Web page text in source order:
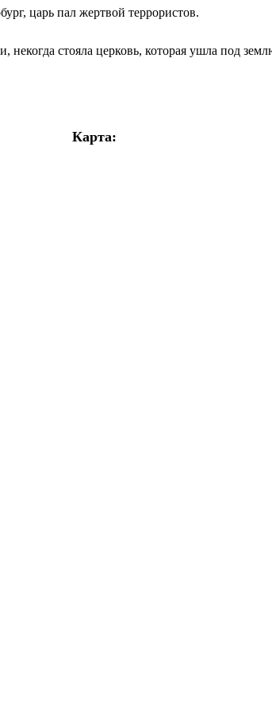
царь пал жертвой террористов.
стояла церковь, которая ушла под
Карта: